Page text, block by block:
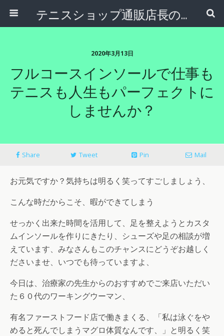
テニスショップ通販店長のブログ＠テニスショップLAFINO 西山克久
2020年3月13日
フルコースインソールで仕事も
テニスも人生もパーフェクトに
しませんか？
Share Tweet Pin Mail
お元気ですか？気持ちは明るく笑ってすごしましょう、
こんな時だからこそ、暇ができてしまう
せっかく出来た時間を活用して、足を整えようとカスタ
ムインソールを作りにきたり、シューズや足の相談が増
えています、みなさんもこのチャンスにどうぞお越しく
ださいませ、いつでも待っていますよ、
今日は、治療家の先生からのおすすめでご来店いただい
た６０代のワーキングウーマン、
有名ファーストフード店で働きまくる、「私は泳ぐをや
めると死んでしまうマグロ体質なんです、」と明るく笑